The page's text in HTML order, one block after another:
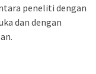
peneliti dengan
dan dengan